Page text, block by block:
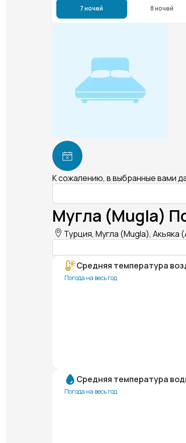
7 ночей 8 ночей
К сожалению, в выбранные вами
Мугла (Mugla)
Турция, Мугла (Mugla), Акьяка
Средняя температура
Погода на весь год
Средняя температура
Погода на весь год